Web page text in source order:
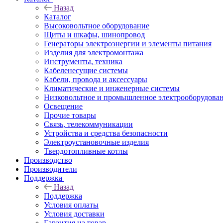
Назад
Каталог
Высоковольтное оборудование
Щиты и шкафы, шинопровод
Генераторы электроэнергии и элементы питания
Изделия для электромонтажа
Инструменты, техника
Кабеленесущие системы
Кабели, провода и аксессуары
Климатические и инженерные системы
Низковольтное и промышленное
Освещение
Прочие товары
Связь, телекоммуникации
Устройства и средства безопасности
Электроустановочные изделия
Твердотопливные котлы
Производство
Производители
Поддержка
Назад
Поддержка
Условия оплаты
Условия доставки